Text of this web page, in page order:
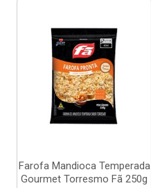
Farofa Mandioca Temperada
Gourmet Torresmo Fã 250g